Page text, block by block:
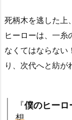
死柄木を逃した上
ヒーローは、一糸
なくてはならな
り、次代へと紡
『僕のヒーロ
想